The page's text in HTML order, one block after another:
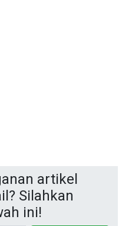
artikel
Silahkan
ini!